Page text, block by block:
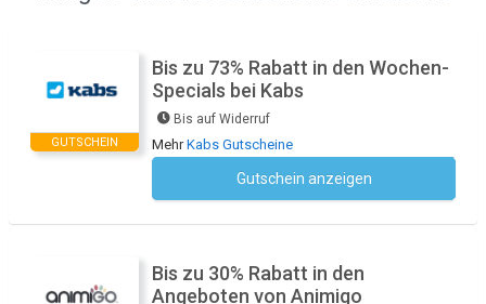
GUTSCHEIN
Bis zu 73% Rabatt in den Wochen-
Specials bei Kabs
Bis auf Widerruf
MehrKabs Gutscheine
Gutschein anzeigen
Bis zu 30% Rabatt in den
Angeboten von Animigo